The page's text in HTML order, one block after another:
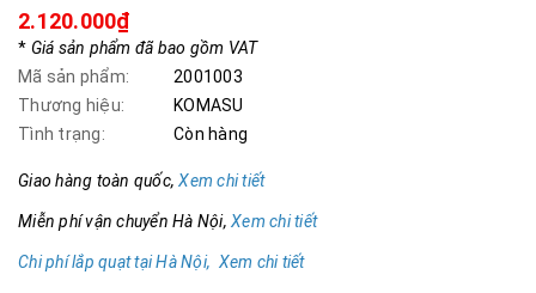
2.120.000₫
* Giá sản phẩm đã bao gồm VAT
Mã sản phẩm:
2001003
Thương hiệu:
KOMASU
Tình trạng:
Còn hàng
Giao hàng toàn quốc,Xem chi tiết
Miễn phí vận chuyển Hà Nội, Xem chi tiết
Chi phí lắp quạt tại Hà Nội, Xem chi tiết